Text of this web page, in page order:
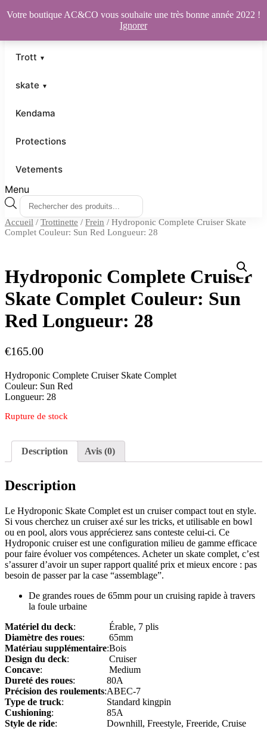
Trott
skate
Kendama
Protections
Vetements
Menu
Recherche
de
produits
Accueil / Trottinette / Frein / Hydroponic Complete Cruiser Skate
Complet Couleur: Sun Red Longueur: 28
Hydroponic Complete Cruiser
Skate Complet Couleur: Sun
Red Longueur: 28
€165.00
Hydroponic Complete Cruiser Skate Complet
Couleur: Sun Red
Longueur: 28
Rupture de stock
Description Avis (0)
Description
Le Hydroponic Skate Complet est un cruiser compact tout en style.
Si vous cherchez un cruiser axé sur les tricks, et utilisable en bowl
ou en pool, alors vous apprécierez sans conteste celui-ci. Ce
Hydroponic cruiser est une configuration milieu de gamme efficace
pour faire évoluer vos compétences. Acheter un skate complet, c’est
s’assurer d’avoir un super rapport qualité prix et mieux encore : pas
besoin de passer par la case “assemblage”.
De grandes roues de 65mm pour un cruising rapide à travers
la foule urbaine
Matériel du deck:
Érable, 7 plis
Diamètre des roues:
65mm
Matériau supplémentaire:Bois
Design du deck:
Cruiser
Concave:
Medium
Dureté des roues:
80A
Précision des roulements:ABEC-7
Type de truck:
Standard kingpin
Cushioning:
85A
Style de ride: Downhill, Freestyle, Freeride, Cruise
Votre boutique AC&CO vous souhaite une très bonne année 2022 !
Ignorer